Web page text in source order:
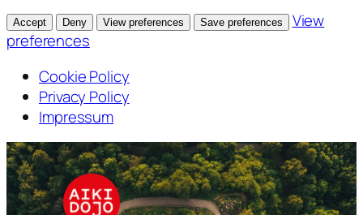
Accept Deny View preferences Save preferences
View
preferences
Cookie Policy
Privacy Policy
Impressum
Zum
Inhalt
springen